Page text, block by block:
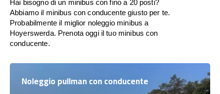
Hai bisogno di un minibus con fino a 20 posti?
Abbiamo il minibus con conducente giusto per te.
Probabilmente il miglior noleggio minibus a
Hoyerswerda. Prenota oggi il tuo minibus con
conducente.
Noleggio pullman con conducente